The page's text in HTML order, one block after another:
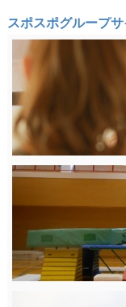
スポスポグループサ